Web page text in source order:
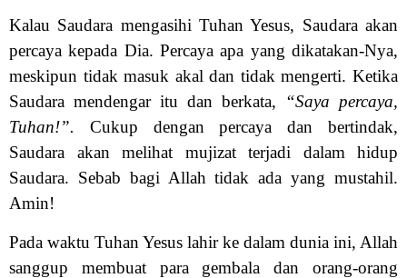
Kalau Saudara mengasihi Tuhan Yesus, Saudara akan
percaya kepada Dia. Percaya apa yang dikatakan-Nya,
meskipun tidak masuk akal dan tidak mengerti. Ketika
Saudara mendengar itu dan berkata, “Saya percaya,
Tuhan!”. Cukup dengan percaya dan bertindak,
Saudara akan melihat mujizat terjadi dalam hidup
Saudara. Sebab bagi Allah tidak ada yang mustahil.
Amin!
Pada waktu Tuhan Yesus lahir ke dalam dunia ini, Allah
sanggup membuat para gembala dan orang-orang